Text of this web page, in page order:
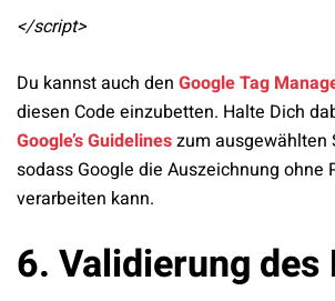
</script>
Du kannst auch den Google Tag
diesen Code einzubetten. Halte Dich
Google’s Guidelineszum ausgewählten
sodass Google die Auszeichnung ohne
verarbeiten kann.
6. Validierung